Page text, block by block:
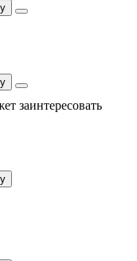
заинтересовать